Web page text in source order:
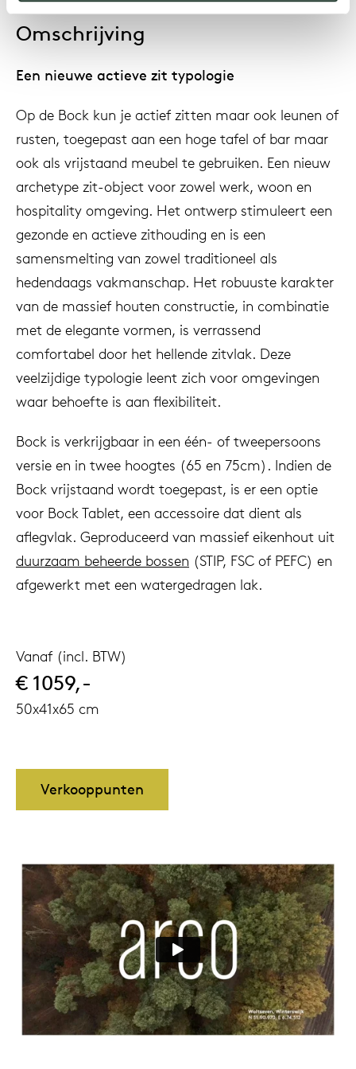
Omschrijving
Een nieuwe actieve zit typologie
Op de Bock kun je actief zitten maar ook leunen of
rusten, toegepast aan een hoge tafel of bar maar
ook als vrijstaand meubel te gebruiken. Een nieuw
archetype zit-object voor zowel werk, woon en
hospitality omgeving. Het ontwerp stimuleert een
gezonde en actieve zithouding en is een
samensmelting van zowel traditioneel als
hedendaags vakmanschap. Het robuuste karakter
van de massief houten constructie, in combinatie
met de elegante vormen, is verrassend
comfortabel door het hellende zitvlak. Deze
veelzijdige typologie leent zich voor omgevingen
waar behoefte is aan flexibiliteit.
Bock is verkrijgbaar in een één- of tweepersoons
versie en in twee hoogtes (65 en 75cm). Indien de
Bock vrijstaand wordt toegepast, is er een optie
voor Bock Tablet, een accessoire dat dient als
aflegvlak. Geproduceerd van massief eikenhout uit
duurzaam beheerde bossen (STIP, FSC of PEFC) en
afgewerkt met een watergedragen lak.
Vanaf (incl. BTW)
€ 1059,-
50x41x65 cm
Verkooppunten